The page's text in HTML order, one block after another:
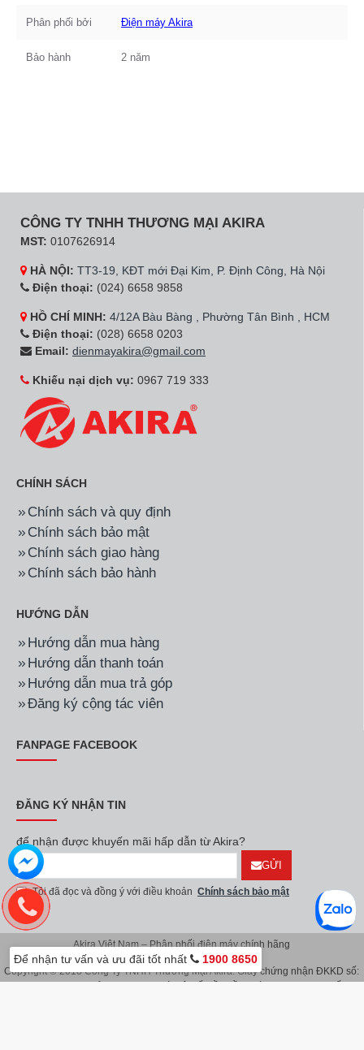
Phân phối bởi Điện máy Akira
Bảo hành 2 năm
CÔNG TY TNHH THƯƠNG MẠI AKIRA
MST: 0107626914
HÀ NỘI: TT3-19, KĐT mới Đại Kim, P. Định Công, Hà Nội
Điện thoại: (024) 6658 9858
HỒ CHÍ MINH: 4/12A Bàu Bàng , Phường Tân Bình , HCM
Điện thoại: (028) 6658 0203
Email: dienmayakira@gmail.com
Khiếu nại dịch vụ: 0967 719 333
CHÍNH SÁCH
Chính sách và quy định
Chính sách bảo mật
Chính sách giao hàng
Chính sách bảo hành
HƯỚNG DẪN
Hướng dẫn mua hàng
Hướng dẫn thanh toán
Hướng dẫn mua trả góp
Đăng ký cộng tác viên
FANPAGE FACEBOOK
ĐĂNG KÝ NHẬN TIN
để nhận được khuyến mãi hấp dẫn từ Akira?
GỬI
Tôi đã đọc và đồng ý với điều khoản Chính sách bảo mật
Akira Việt Nam – Phân phối điện máy chính hãng
Copyright © 2018 Công Ty TNHH Thương Mại Akira. Giấy chứng nhận ĐKKD số:
Để nhận tư vấn và ưu đãi tốt nhất 1900 8650